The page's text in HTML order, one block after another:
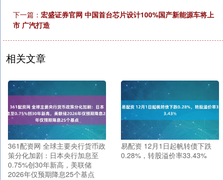
下一篇： 宏盛证券官网 中国首台芯片设计100%国产新能源车将上
市 广汽打造
相关文章
361配资网 全球主要央行货币政
策分化加剧：日本央行加息至
0.75%创30年新高，美联储
2026年仅预期降息25个基点
易配资 12月1日起帆转债下跌
0.28%，转股溢价率33.43%